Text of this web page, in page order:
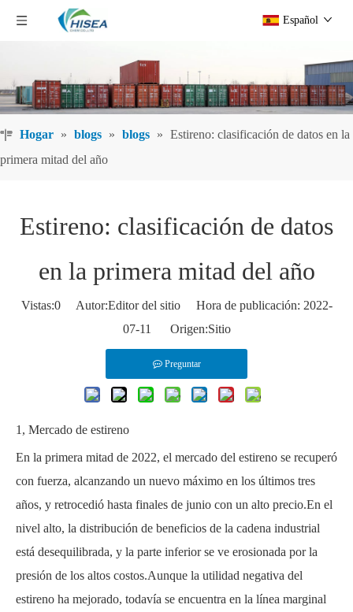
Español
Hogar » blogs » blogs » Estireno: clasificación de datos en la
primera mitad del año
Estireno: clasificación de datos
en la primera mitad del año
Vistas:0Autor:Editor del sitio Hora de publicación: 2022-
07-11 Origen:Sitio
Preguntar
1, Mercado de estireno
En la primera mitad de 2022, el mercado del estireno se recuperó
con fuerza, alcanzando un nuevo máximo en los últimos tres
años, y retrocedió hasta finales de junio con un alto precio.En el
nivel alto, la distribución de beneficios de la cadena industrial
está desequilibrada, y la parte inferior se ve erosionada por la
presión de los altos costos.Aunque la utilidad negativa del
estireno ha mejorado, todavía se encuentra en la línea marginal